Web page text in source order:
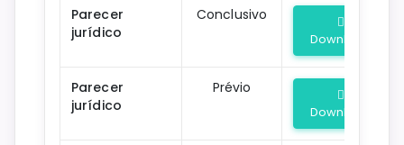
Parecer
jurídico
Conclusivo
Download
Parecer
jurídico
Prévio
Download